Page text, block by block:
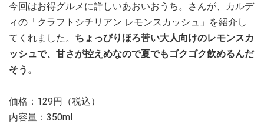
今回はお得グルメに詳しいあおいおうち。さんが、カルデ
ィの「クラフトシチリアン レモンスカッシュ」を紹介し
てくれました。 ちょっぴりほろ苦い大人向けのレモンスカ
ッシュで、甘さが控えめなので夏でもゴクゴク飲めるんだ
そう。
価格：129円（税込）
内容量：350ml